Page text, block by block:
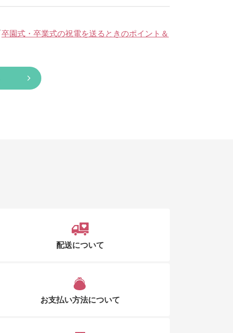
卒園式・卒業式の祝電を送るときのポイント＆
配送について
お支払い方法について